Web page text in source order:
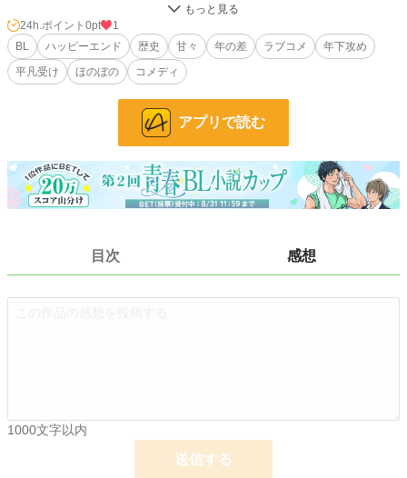
小説 228,968 位 / 228,968 件
BL 31,475 位 / 31,475 件
文字数 78,481
更新日時 2023.11.29 22:00
2023.11.30 13:30
24h.ポイント 0pt
1
BL
ハッピーエンド 歴史 甘々 年の差 ラブコメ
年下攻め
平凡受け
ほのぼの コメディ
アプリで読む
目次 感想
1000文字以内
送信する